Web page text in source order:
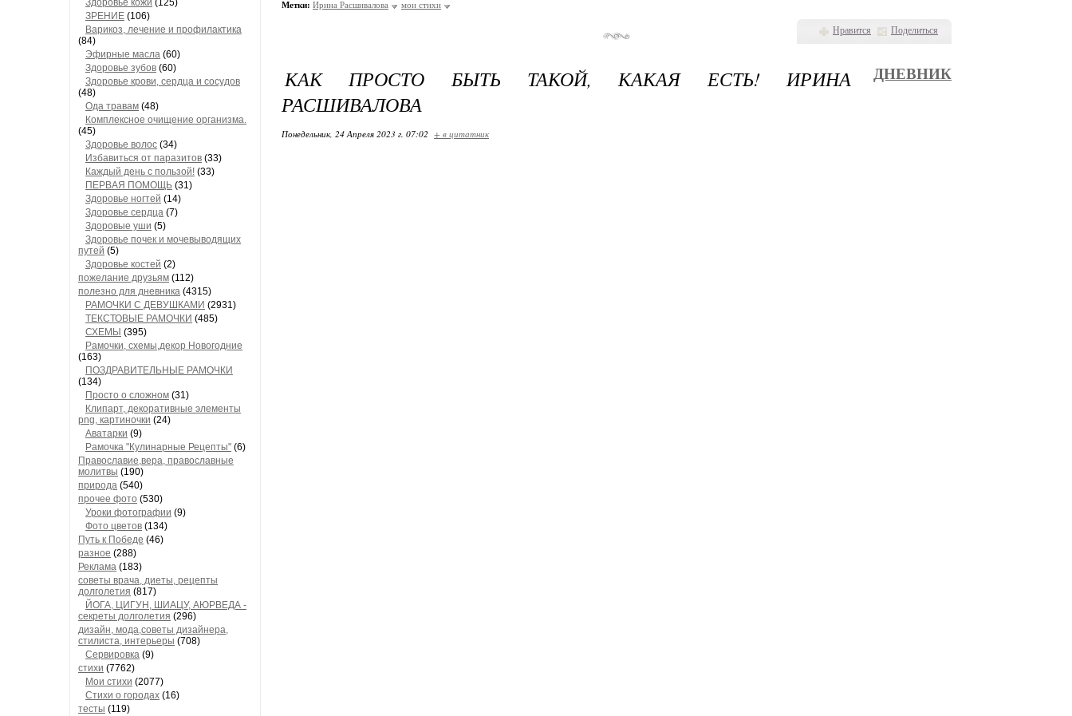
Здоровье кожи (125)
ЗРЕНИЕ (106)
Варикоз, лечение и профилактика
(84)
Эфирные масла (60)
Здоровье зубов (60)
Здоровье крови, сердца и сосудов
(48)
Ода травам (48)
Комплексное очищение организма.
(45)
Здоровье волос (34)
Избавиться от паразитов (33)
Каждый день с пользой! (33)
ПЕРВАЯ ПОМОЩЬ (31)
Здоровье ногтей (14)
Здоровье сердца (7)
Здоровые уши (5)
Здоровье почек и мочевыводящих
путей (5)
Здоровье костей (2)
пожелание друзьям (112)
полезно для дневника (4315)
РАМОЧКИ С ДЕВУШКАМИ (2931)
ТЕКСТОВЫЕ РАМОЧКИ (485)
СХЕМЫ (395)
Рамочки, схемы,декор Новогодние
(163)
ПОЗДРАВИТЕЛЬНЫЕ РАМОЧКИ
(134)
Просто о сложном (31)
Клипарт, декоративные элементы
png, картиночки (24)
Аватарки (9)
Рамочка "Кулинарные Рецепты" (6)
Православие,вера, православные
молитвы (190)
природа (540)
прочее фото (530)
Уроки фотографии (9)
Фото цветов (134)
Путь к Победе (46)
разное (288)
Реклама (183)
советы врача, диеты, рецепты
долголетия (817)
ЙОГА, ЦИГУН, ШИАЦУ, АЮРВЕДА -
секреты долголетия (296)
дизайн, мода,советы дизайнера,
стилиста, интерьеры (708)
Сервировка (9)
стихи (7762)
Мои стихи (2077)
Стихи о городах (16)
тесты (119)
Нравится Поделиться
Метки: Ирина Расшивалова мои стихи
КАК ПРОСТО БЫТЬ ТАКОЙ, КАКАЯ ЕСТЬ! ИРИНА
РАСШИВАЛОВА
ДНЕВНИК
Понедельник, 24 Апреля 2023 г. 07:02 + в цитатник